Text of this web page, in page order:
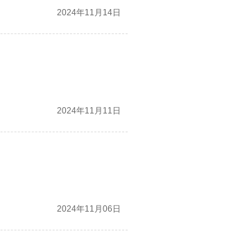
2024年11月14日
2024年11月11日
2024年11月06日